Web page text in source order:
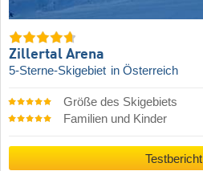
Zillertal Arena
5-Sterne-Skigebiet in Österreich
Größe des Skigebiets
Familien und Kinder
Testbericht